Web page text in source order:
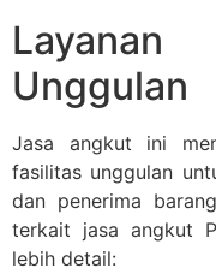
Unggulan
Jasa angkut ini
fasilitas unggulan
dan penerima
terkait jasa angkut
lebih detail: